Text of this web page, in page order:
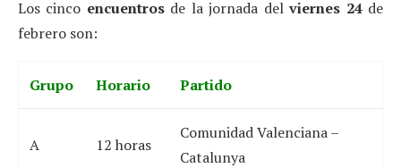
Los cinco encuentrosde la jornada delviernes 24 de
febrero son:
Grupo Horario Partido
A 12 horas
Comunidad Valenciana –
Catalunya